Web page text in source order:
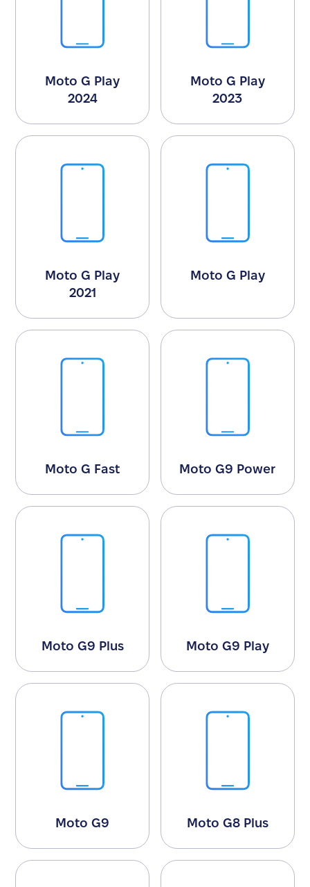
Moto G Play
2024
Moto G Play
2023
Moto G Play
2021
Moto G Play
Moto G Fast Moto G9 Power
Moto G9 Plus Moto G9 Play
Moto G9 Moto G8 Plus